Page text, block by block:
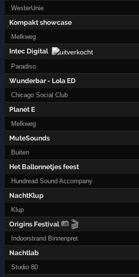
WesterUnie
Kompakt showcase
Melkweg
Intec Digital
Paradiso
Wunderbar - Lola ED
Chicago Social Club
Planet E
Melkweg
MuteSounds
Buiten
Het Ballonnetjes feest
Hundread Sound Accompany
NachtKlup
Klup
Origins Festival 🎬
Indoorstrand Binnenpret
Nachtlab
Studio 80